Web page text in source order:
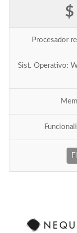
Procesador
Sist. Operativo: